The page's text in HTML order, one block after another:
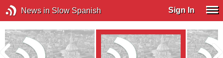
News in Slow Spanish Sign In